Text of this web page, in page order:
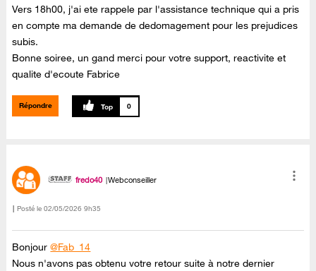
Vers 18h00, j'ai ete rappele par l'assistance technique qui a pris
en compte ma demande de dedomagement pour les prejudices
subis.
Bonne soiree, un gand merci pour votre support, reactivite et
qualite d'ecoute Fabrice
Répondre 0
fredo40 Webconseiller
Posté le ‎02/05/2026 9h35
Bonjour@Fab_14
Nous n'avons pas obtenu votre retour suite à notre dernier